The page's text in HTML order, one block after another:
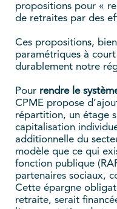
propositions pour «
de retraites par des
Ces propositions,
paramétriques à
durablement notre
Pour rendre le
CPME propose
répartition, un étage
capitalisation
additionnelle du
modèle que ce qui
fonction publique
partenaires sociaux,
Cette épargne
retraite, serait